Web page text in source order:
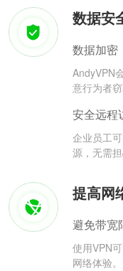
数据安
数据加密
AndyVPN
意行为者窃
安全远程
企业员工
源，无需担
提高网
避免带宽
使用VPN
网络体验。